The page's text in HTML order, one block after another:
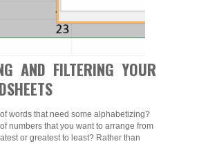
AND FILTERING YOUR
words that need some alphabetizing?
numbers that you want to arrange from
or greatest to least? Rather than